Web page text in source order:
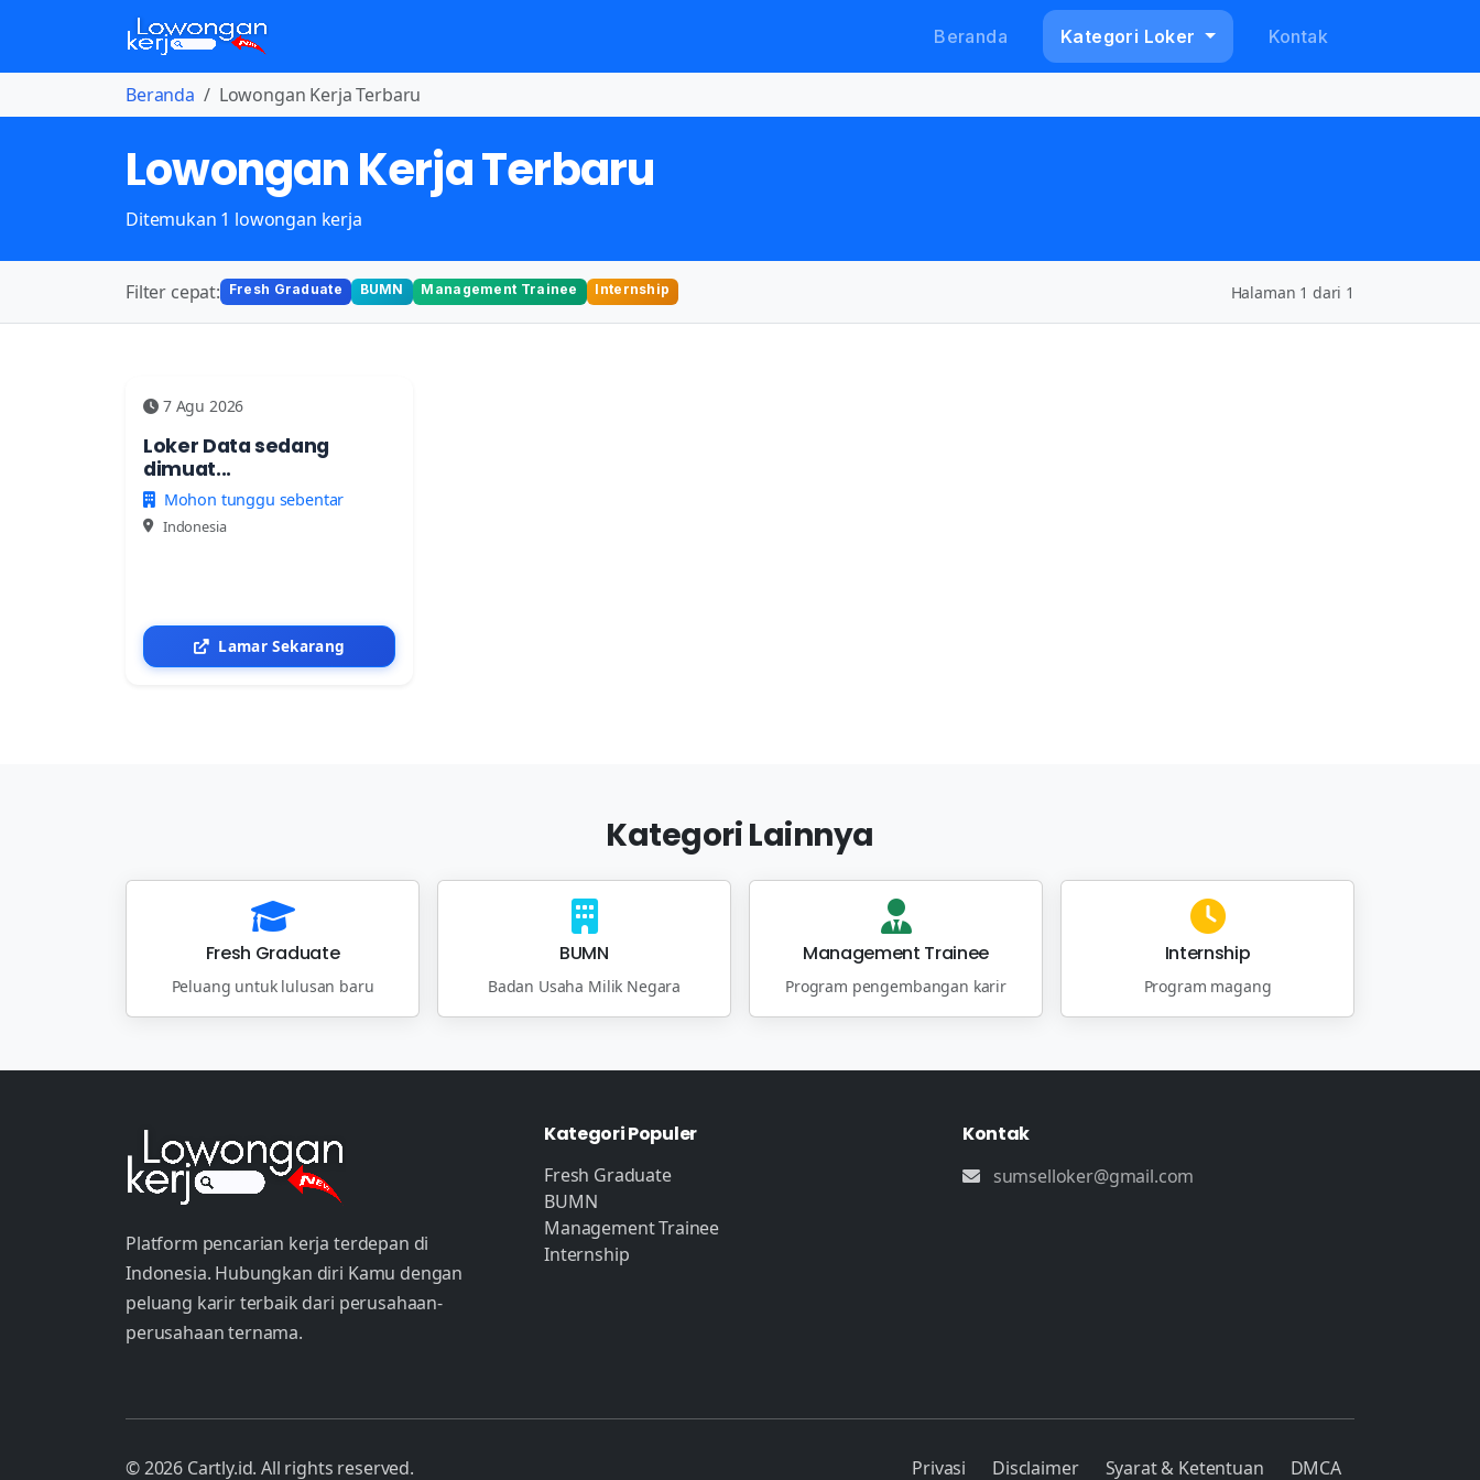
Beranda Kategori Loker Kontak
Beranda Lowongan Kerja Terbaru
Lowongan Kerja Terbaru
Ditemukan 1 lowongan kerja
Filter cepat: Fresh Graduate BUMN Management Trainee Internship Halaman 1 dari 1
7 Agu 2026
Loker Data sedang
dimuat...
Mohon tunggu sebentar
Indonesia
Lamar Sekarang
Kategori Lainnya
Fresh Graduate
Peluang untuk lulusan baru
BUMN
Badan Usaha Milik Negara
Management Trainee
Program pengembangan karir
Internship
Program magang
Platform pencarian kerja terdepan di
Indonesia. Hubungkan diri Kamu dengan
peluang karir terbaik dari perusahaan-
perusahaan ternama.
Kategori Populer
Fresh Graduate
BUMN
Management Trainee
Internship
Kontak
sumselloker@gmail.com
© 2026 Cartly.id. All rights reserved. Privasi Disclaimer Syarat & Ketentuan DMCA